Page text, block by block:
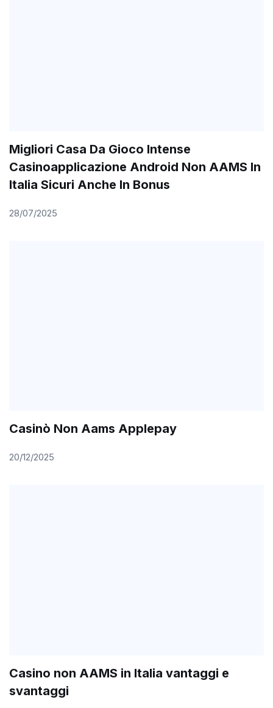
Migliori Casa Da Gioco Intense
Casinoapplicazione Android Non AAMS In
Italia Sicuri Anche In Bonus
28/07/2025
Casinò Non Aams Applepay
20/12/2025
Casino non AAMS in Italia vantaggi e
svantaggi